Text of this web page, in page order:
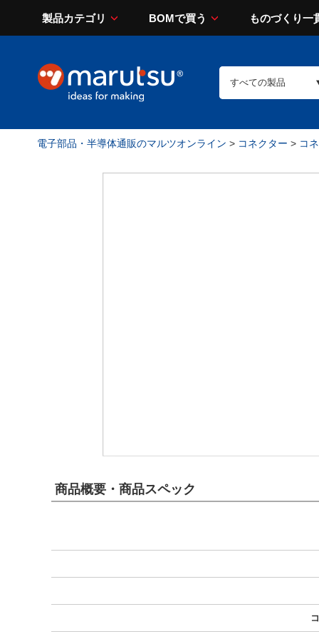
製品カテゴリ BOMで買う ものづくり一
電子部品・半導体通販のマルツオンライン > コネクター > コ
商品概要・商品スペック